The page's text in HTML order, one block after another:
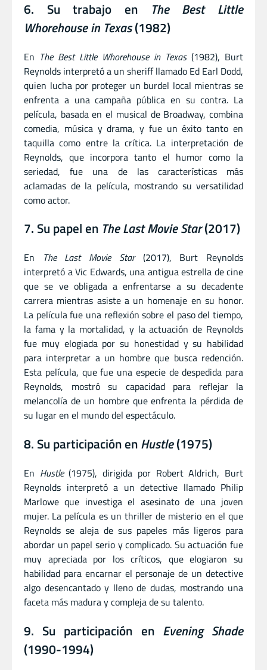
6. Su trabajo en
The Best Little
Whorehouse in Texas(1982)
En The Best Little Whorehouse in Texas(1982), Burt
Reynolds interpretó a un sheriff llamado Ed Earl Dodd,
quien lucha por proteger un burdel local mientras se
enfrenta a una campaña pública en su contra. La
película, basada en el musical de Broadway, combina
comedia, música y drama, y fue un éxito tanto en
taquilla como entre la crítica. La interpretación de
Reynolds, que incorpora tanto el humor como la
seriedad, fue una de las características más
aclamadas de la película, mostrando su versatilidad
como actor.
7. Su papel en The Last Movie Star(2017)
En The Last Movie Star(2017), Burt Reynolds
interpretó a Vic Edwards, una antigua estrella de cine
que se ve obligada a enfrentarse a su decadente
carrera mientras asiste a un homenaje en su honor.
La película fue una reflexión sobre el paso del tiempo,
la fama y la mortalidad, y la actuación de Reynolds
fue muy elogiada por su honestidad y su habilidad
para interpretar a un hombre que busca redención.
Esta película, que fue una especie de despedida para
Reynolds, mostró su capacidad para reflejar la
melancolía de un hombre que enfrenta la pérdida de
su lugar en el mundo del espectáculo.
8. Su participación enHustle(1975)
En Hustle(1975), dirigida por Robert Aldrich, Burt
Reynolds interpretó a un detective llamado Philip
Marlowe que investiga el asesinato de una joven
mujer. La película es un thriller de misterio en el que
Reynolds se aleja de sus papeles más ligeros para
abordar un papel serio y complicado. Su actuación fue
muy apreciada por los críticos, que elogiaron su
habilidad para encarnar el personaje de un detective
algo desencantado y lleno de dudas, mostrando una
faceta más madura y compleja de su talento.
9. Su participación en Evening Shade
(1990-1994)